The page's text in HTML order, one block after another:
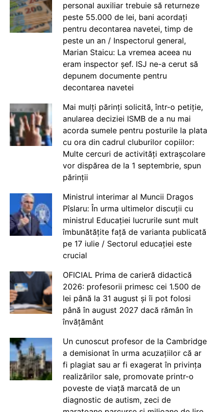
personal auxiliar trebuie să returneze
peste 55.000 de lei, bani acordați
pentru decontarea navetei, timp de
peste un an / Inspectorul general,
Marian Staicu: La vremea aceea nu
eram inspector șef. ISJ ne-a cerut să
depunem documente pentru
decontarea navetei
Mai mulți părinți solicită, într-o petiție,
anularea deciziei ISMB de a nu mai
acorda sumele pentru posturile la plata
cu ora din cadrul cluburilor copiilor:
Multe cercuri de activități extrașcolare
vor dispărea de la 1 septembrie, spun
părinții
Ministrul interimar al Muncii Dragos
Pîslaru: În urma ultimelor discuții cu
ministrul Educației lucrurile sunt mult
îmbunătățite față de varianta publicată
pe 17 iulie / Sectorul educației este
crucial
OFICIAL Prima de carieră didactică
2026: profesorii primesc cei 1.500 de
lei până la 31 august și îi pot folosi
până în august 2027 dacă rămân în
învățământ
Un cunoscut profesor de la Cambridge
a demisionat în urma acuzațiilor că ar
fi plagiat sau ar fi exagerat în privința
realizărilor sale, promovate printr-o
poveste de viață marcată de un
diagnostic de autism, zeci de